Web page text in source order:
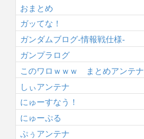
おまとめ
ガッてな！
ガンダムブログ-情報戦仕様-
ガンプラログ
このワロｗｗｗ まとめアンテナ
しぃアンテナ
にゅーすなう！
にゅーぷる
ぷぅアンテナ